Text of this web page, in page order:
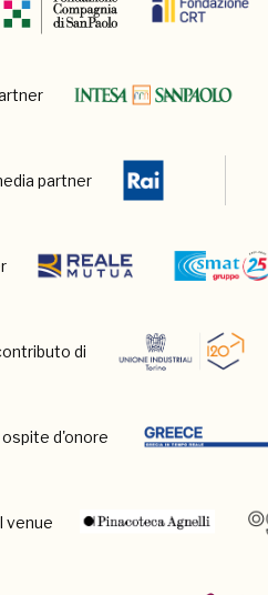
partner
di
d'onore
venue